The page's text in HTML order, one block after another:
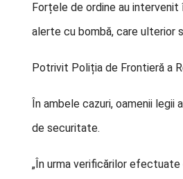
Forțele de ordine au
alerte cu bombă, care ulterior
Potrivit Poliția de Frontieră a
În ambele cazuri, oamenii
de securitate.
„În urma verificărilor